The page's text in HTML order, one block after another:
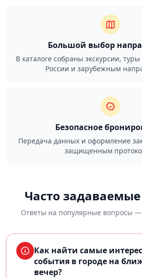
Большой выбор
В каталоге собраны экскурсии,
России и зарубежным
Безопасное
Передача данных и оформление
защищенным
Часто
Ответы на популярные вопросы —
Как найти самые
события в городе на
вечер?